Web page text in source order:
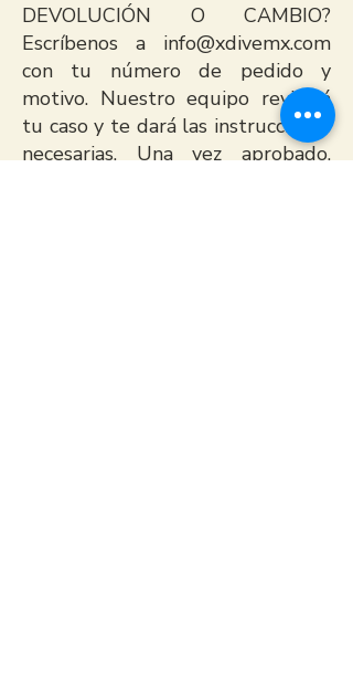
DEVOLUCIÓN O CAMBIO?
Escríbenos a info@xdivemx.com
con tu número de pedido y
motivo. Nuestro equipo revisará
tu caso y te dará las instrucciones
necesarias. Una vez aprobado,